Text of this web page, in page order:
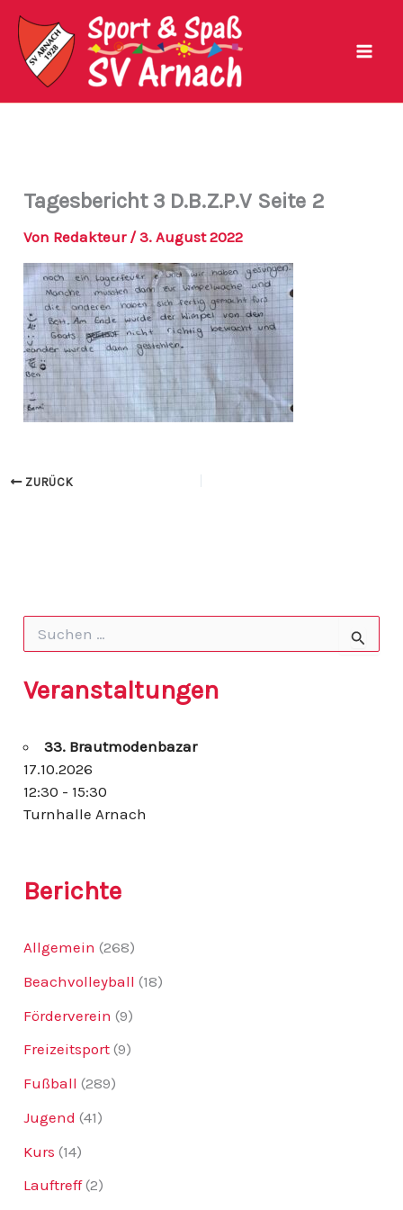
Zum
Inhalt
springen
Tagesbericht 3 D.B.Z.P.V Seite 2
Von Redakteur /3. August 2022
ZURÜCK
h
e
a
c
h
Veranstaltungen
33. Brautmodenbazar
17.10.2026
12:30 - 15:30
Turnhalle Arnach
Berichte
Allgemein (268)
Beachvolleyball (18)
Förderverein (9)
Freizeitsport (9)
Fußball (289)
Jugend (41)
Kurs (14)
Lauftreff(2)